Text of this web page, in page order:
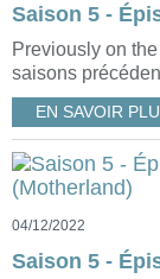
Previously on
saisons
EN SAVOIR
04/12/2022